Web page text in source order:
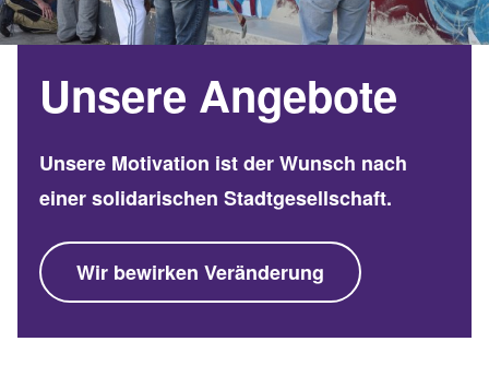
Unsere Angebote
Unsere Motivation ist der Wunsch nach
einer solidarischen Stadtgesellschaft.
Wir bewirken Veränderung